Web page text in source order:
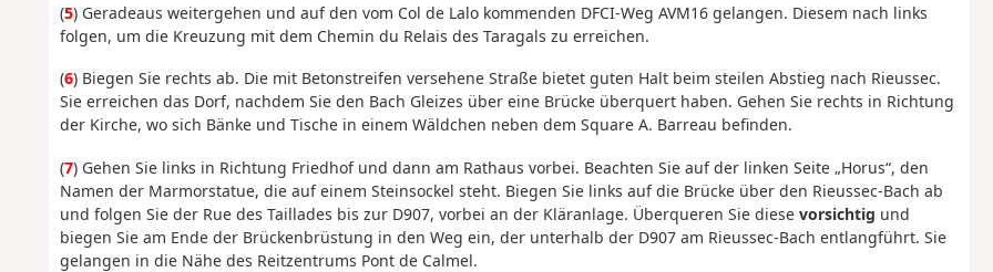
(5) Geradeaus weitergehen und auf den vom Col de Lalo kommenden DFCI-Weg AVM16 gelangen. Diesem nach links
folgen, um die Kreuzung mit dem Chemin du Relais des Taragals zu erreichen.
(6) Biegen Sie rechts ab. Die mit Betonstreifen versehene Straße bietet guten Halt beim steilen Abstieg nach Rieussec.
Sie erreichen das Dorf, nachdem Sie den Bach Gleizes über eine Brücke überquert haben. Gehen Sie rechts in Richtung
der Kirche, wo sich Bänke und Tische in einem Wäldchen neben dem Square A. Barreau befinden.
(7) Gehen Sie links in Richtung Friedhof und dann am Rathaus vorbei. Beachten Sie auf der linken Seite „Horus“, den
Namen der Marmorstatue, die auf einem Steinsockel steht. Biegen Sie links auf die Brücke über den Rieussec-Bach ab
und folgen Sie der Rue des Taillades bis zur D907, vorbei an der Kläranlage. Überqueren Sie diese vorsichtig und
biegen Sie am Ende der Brückenbrüstung in den Weg ein, der unterhalb der D907 am Rieussec-Bach entlangführt. Sie
gelangen in die Nähe des Reitzentrums Pont de Calmel.